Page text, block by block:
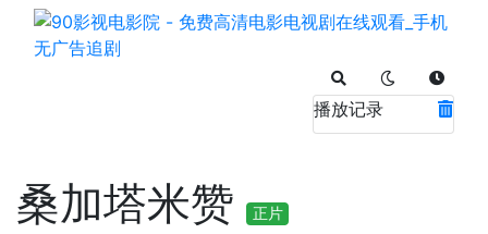
播放记录
桑加塔米赞 正片